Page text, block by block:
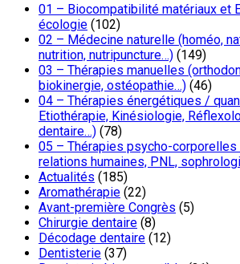
01 – Biocompatibilité matériaux et
écologie (102)
02 – Médecine naturelle (homéo,
nutrition, nutripuncture…) (149)
03 – Thérapies manuelles
biokinergie, ostéopathie…) (46)
04 – Thérapies énergétiques /
Etiothérapie, Kinésiologie,
dentaire…) (78)
05 – Thérapies psycho-corporelles
relations humaines, PNL,
Actualités (185)
Aromathérapie (22)
Avant-première Congrès (5)
Chirurgie dentaire (8)
Décodage dentaire (12)
Dentisterie (37)